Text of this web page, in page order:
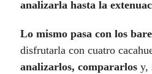
analizarla hasta la
Lo mismo pasa con los
disfrutarla con cuatro
analizarlos, compararlos y,